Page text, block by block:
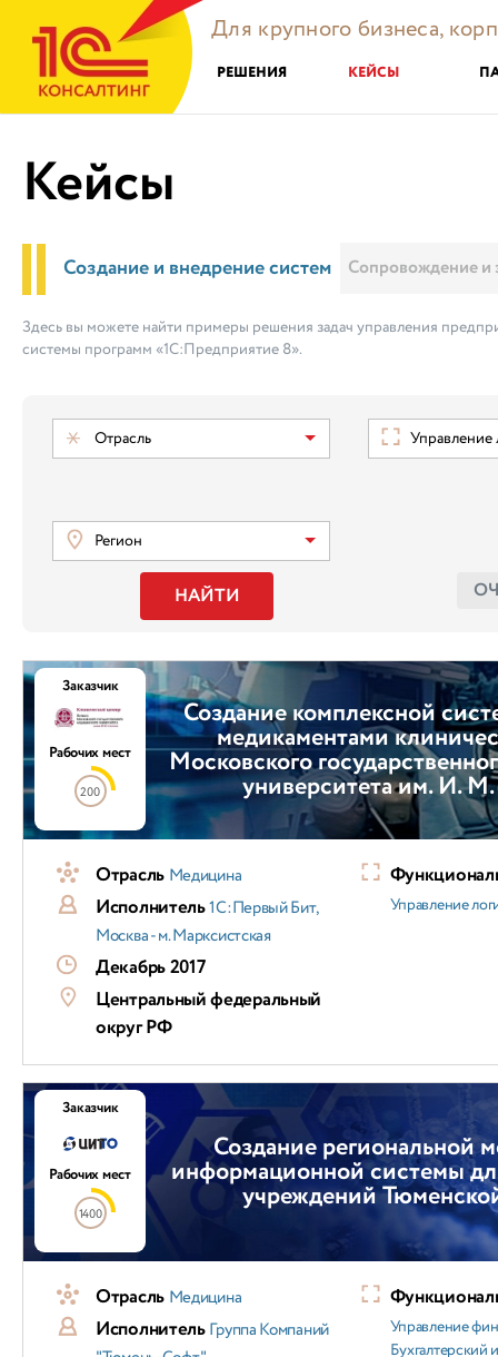
Для крупного бизнеса,
РЕШЕНИЯ КЕЙСЫ
Кейсы
Создание и внедрение систем Сопровождение и
Здесь вы можете найти примеры решения задач управления
системы программ «1С:Предприятие 8».
Отрасль
Регион
Управление
НАЙТИ
Создание комплексной
медикаментами
Московского
университета им. И. М.
Заказчик
Рабочих мест
200
Отрасль Медицина
Исполнитель1С:Первый Бит,
Москва - м. Марксистская
Декабрь 2017
Центральный федеральный
округ РФ
Управление
Создание региональной
информационной системы
учреждений
Заказчик
Рабочих мест
1400
Отрасль Медицина
ИсполнительГруппа Компаний
Управление
Бухгалтерский